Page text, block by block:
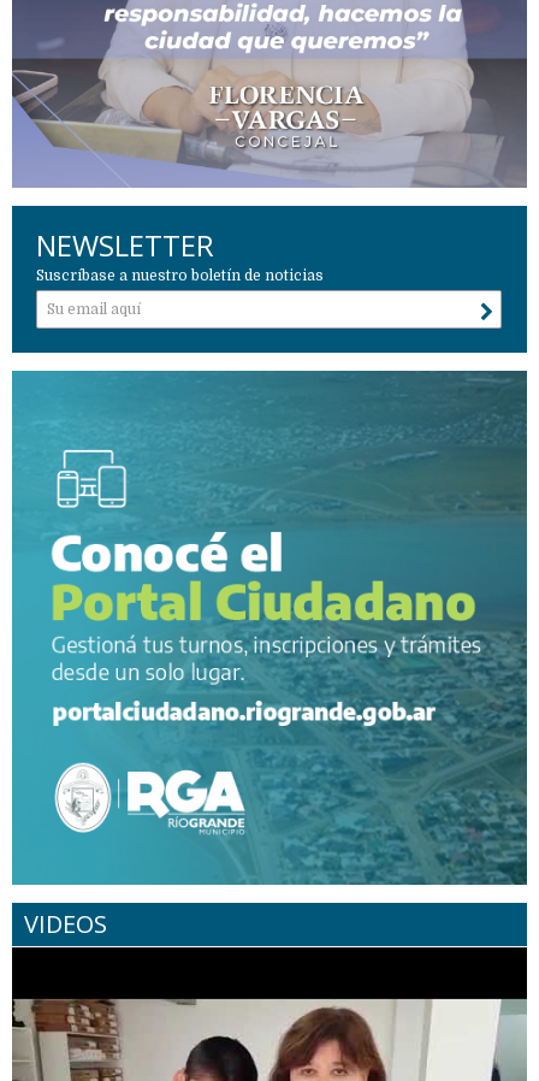
NEWSLETTER
Suscríbase a nuestro boletín de noticias
VIDEOS